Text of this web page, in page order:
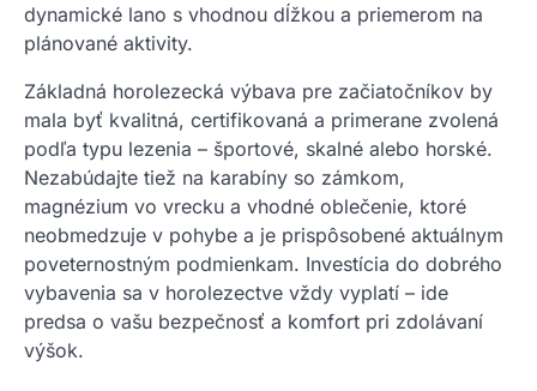
dynamické lano s vhodnou dĺžkou a priemerom na
plánované aktivity.
Základná horolezecká výbava pre začiatočníkov by
mala byť kvalitná, certifikovaná a primerane zvolená
podľa typu lezenia – športové, skalné alebo horské.
Nezabúdajte tiež na karabíny so zámkom,
magnézium vo vrecku a vhodné oblečenie, ktoré
neobmedzuje v pohybe a je prispôsobené aktuálnym
poveternostným podmienkam. Investícia do dobrého
vybavenia sa v horolezectve vždy vyplatí – ide
predsa o vašu bezpečnosť a komfort pri zdolávaní
výšok.